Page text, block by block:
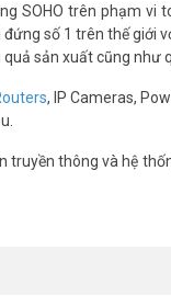
SOHO trên phạm vi
số 1 trên thế giới
sản xuất cũng như
, IP Cameras,
thông và hệ